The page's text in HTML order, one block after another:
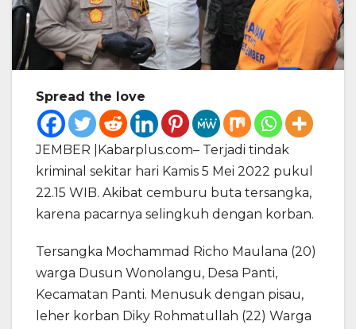
Spread the love
JEMBER |Kabarplus.com– Terjadi tindak
kriminal sekitar hari Kamis 5 Mei 2022 pukul
22.15 WIB. Akibat cemburu buta tersangka,
karena pacarnya selingkuh dengan korban.
Tersangka Mochammad Richo Maulana (20)
warga Dusun Wonolangu, Desa Panti,
Kecamatan Panti. Menusuk dengan pisau,
leher korban Diky Rohmatullah (22) Warga